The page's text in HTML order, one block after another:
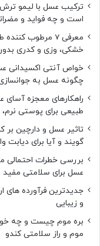
ترکیب عسل با لیمو
است و چه فواید و
معرفی 7 مرطوب
خشکی، وزی و کدری
خواص آنتی اکسیدانی
چگونه عسل به
راهکارهای معجزه
طبیعی برای پوستی
تاثیر عسل و دارچین
گویند و آیا برای دیابت
بررسی خطرات
عسل برای سلامتی
جدیدترین فرآورده های
و زیبایی
بره موم چیست و چه
موم و راز سلامتی کندو